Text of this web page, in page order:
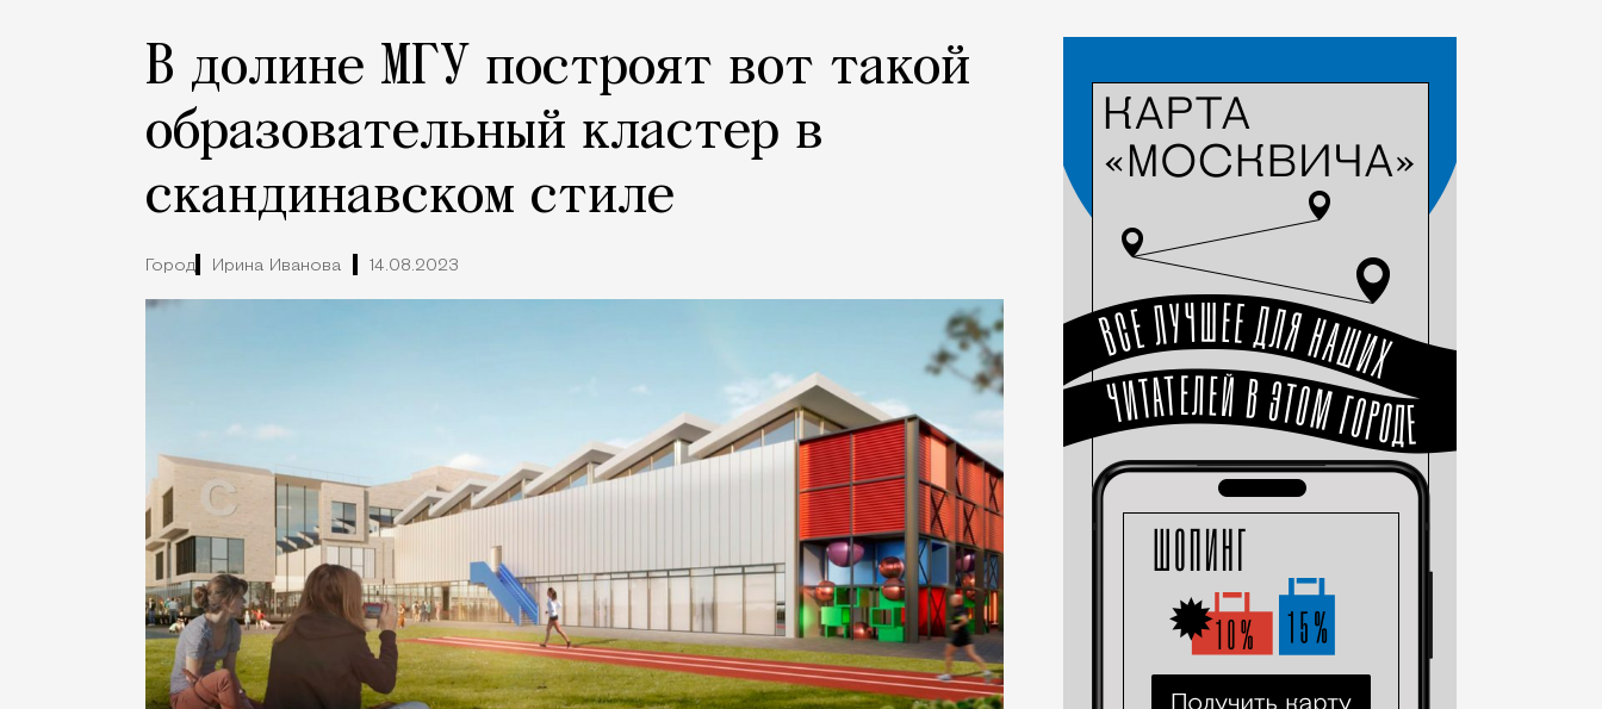
В долине МГУ построят вот такой
образовательный кластер в
скандинавском стиле
Город Ирина Иванова 14.08.2023